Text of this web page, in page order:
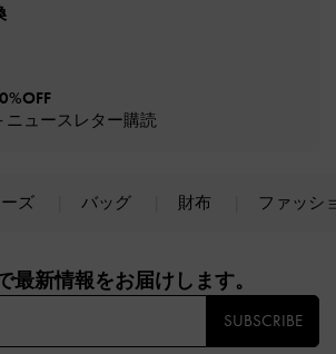
ニュースレター購読
ズ バッグ 財布 ファッシ
最新情報をお届けします。​
SUBSCRIBE